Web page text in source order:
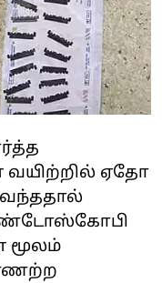
வயிற்றில் ஏதோ